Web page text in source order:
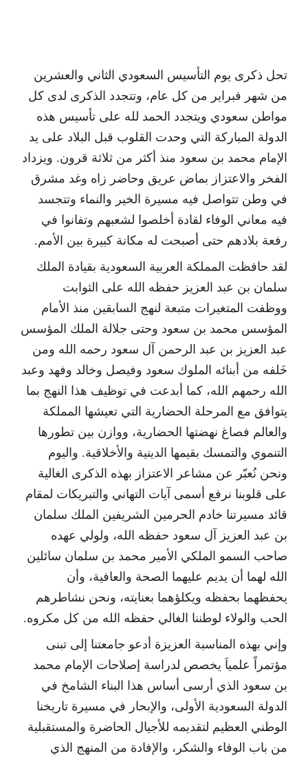
تحل ذكرى يوم التأسيس السعودي الثاني والعشرين
من شهر فبراير من كل عام، وتتجدد الذكرى لدى كل
مواطن سعودي ويتجدد الحمد لله على تأسيس هذه
الدولة المباركة التي وحدت القلوب قبل البلاد على يد
الإمام محمد بن سعود منذ أكثر من ثلاثة قرون. ويزداد
الفخر والاعتزاز بماض عريق وحاضر زاه وغد مشرق
في وطن تتواصل فيه مسيرة الخير والنماء وتتجسد
فيه معاني الوفاء لقادة أخلصوا لشعبهم وتفانوا في
رفعة بلادهم حتى أصبحت له مكانة كبيرة بين الأمم.
لقد حافظت المملكة العربية السعودية بقيادة الملك
سلمان بن عبد العزيز حفظه الله على الثوابت
ووظفت المتغيرات متبعة لنهج السابقين منذ الأمام
المؤسس محمد بن سعود وحتى جلالة الملك المؤسس
عبد العزيز بن عبد الرحمن آل سعود رحمه الله ومن
خَلفه من أبنائه الملوك سعود وفيصل وخالد وفهد وعبد
الله رحمهم الله، كما أبدعت في توظيف هذا النهج بما
يتوافق مع المرحلة الحضارية التي تعيشها المملكة
والعالم فصاغ نهضتها الحضارية، ووازن بين تطورها
التنموي والتمسك بقيمها الدينية والأخلاقية. واليوم
ونحن نُعبّر عن مشاعر الاعتزاز بهذه الذكرى الغالية
على قلوبنا نرفع أسمى آيات التهاني والتبريكات لمقام
قائد مسيرتنا خادم الحرمين الشريفين الملك سلمان
بن عبد العزيز آل سعود حفظه الله، ولولي عهده
صاحب السمو الملكي الأمير محمد بن سلمان سائلين
الله لهما أن يديم عليهما الصحة والعافية، وأن
يحفظهما بحفظه ويكلؤهما بعنايته، ونحن نشاطرهم
الحب والولاء لوطننا الغالي حفظه الله من كل مكروه.
وإني بهذه المناسبة العزيزة أدعو جامعتنا إلى تبنى
مؤتمراً علمياَ يخصص لدراسة إصلاحات الإمام محمد
بن سعود الذي أرسى أساس هذا البناء الشامخ في
الدولة السعودية الأولى، والإبحار في مسيرة تاريخنا
الوطني العظيم لتقديمه للأجيال الحاضرة والمستقبلية
من باب الوفاء والشكر، والإفادة من المنهج الذي